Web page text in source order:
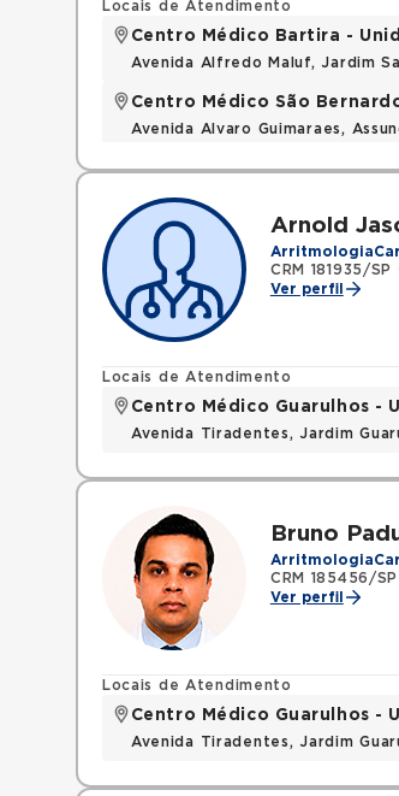
Locais de Atendimento
Centro Médico Bartira -
Avenida Alfredo Maluf, Jardim
Centro Médico São
Avenida Alvaro Guimaraes,
Arnold
Arritmologia
CRM 181935/SP
Ver perfil
Locais de Atendimento
Centro Médico Guarulhos -
Avenida Tiradentes, Jardim
Bruno
Arritmologia
CRM 185456/SP
Ver perfil
Locais de Atendimento
Centro Médico Guarulhos -
Avenida Tiradentes, Jardim